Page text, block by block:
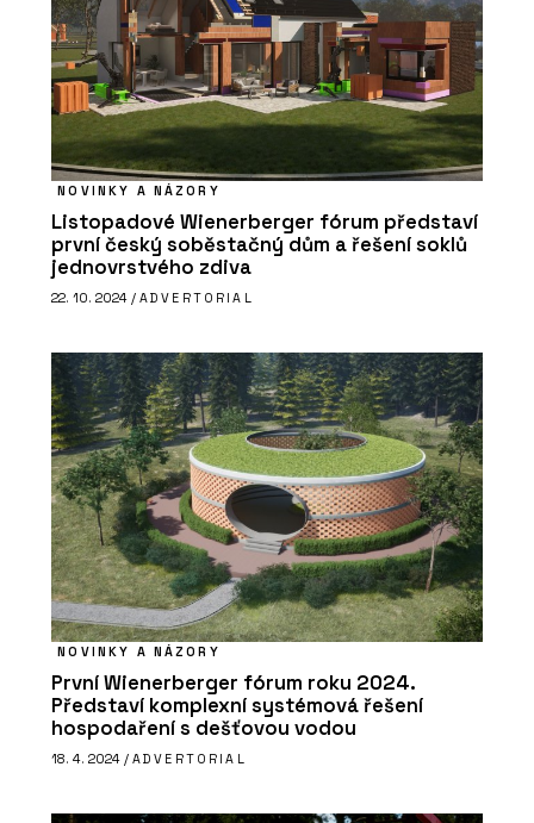
NOVINKY A NÁZORY
Listopadové Wienerberger fórum představí
první český soběstačný dům a řešení soklů
jednovrstvého zdiva
22. 10. 2024 / ADVERTORIAL
NOVINKY A NÁZORY
První Wienerberger fórum roku 2024.
Představí komplexní systémová řešení
hospodaření s dešťovou vodou
18. 4. 2024 / ADVERTORIAL